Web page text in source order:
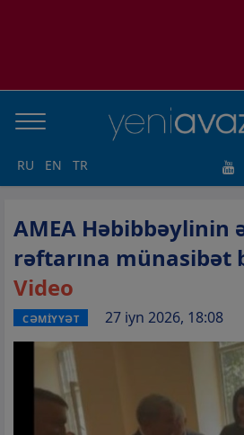
RU EN TR
AMEA Həbibbəylinin
rəftarına münasibət
Video
CƏMİYYƏT 27 iyn 2026, 18:08